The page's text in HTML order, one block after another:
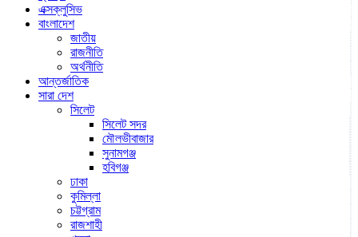
এক্সক্লুসিভ
বাংলাদেশ
জাতীয়
রাজনীতি
অর্থনীতি
আন্তর্জাতিক
সারা দেশ
সিলেট
সিলেট সদর
মৌলভীবাজার
সুনামগঞ্জ
হবিগঞ্জ
ঢাকা
কুমিল্লা
চট্টগ্রাম
রাজশাহী